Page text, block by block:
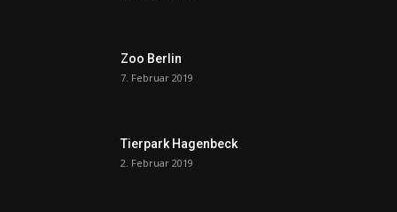
Zoo Berlin
7. Februar 2019
Tierpark Hagenbeck
2. Februar 2019